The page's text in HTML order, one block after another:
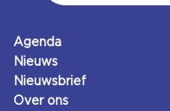
Agenda
Nieuws
Nieuwsbrief
Over ons